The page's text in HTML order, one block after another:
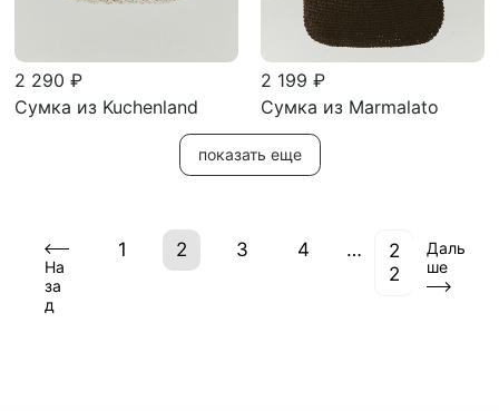
2 290 ₽
Сумка из Kuchenland
2 199 ₽
Сумка из Marmalato
показать еще
На
за
д
1 2 (current)
3 4 …
2
2
Даль
ше